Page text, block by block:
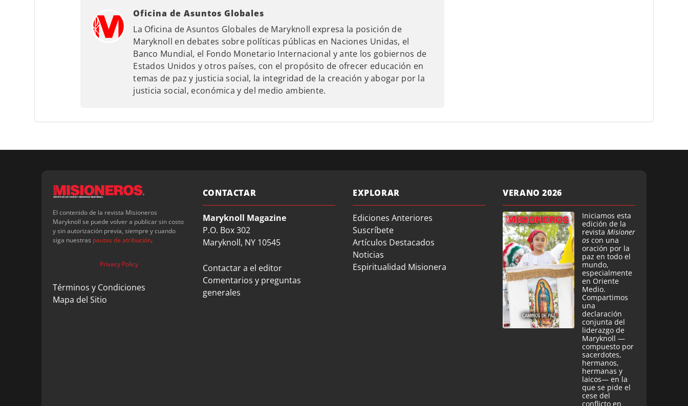
Oficina de Asuntos Globales
La Oficina de Asuntos Globales de Maryknoll expresa la posición de
Maryknoll en debates sobre políticas públicas en Naciones Unidas, el
Banco Mundial, el Fondo Monetario Internacional y ante los gobiernos de
Estados Unidos y otros países, con el propósito de ofrecer educación en
temas de paz y justicia social, la integridad de la creación y abogar por la
justicia social, económica y del medio ambiente.
El contenido de la revista Misioneros
Maryknoll se puede volver a publicar sin costo
y sin autorización previa, siempre y cuando
siga nuestras pautas de atribución.
Privacy Policy
Términos y Condiciones
Mapa del Sitio
CONTACTAR
Maryknoll Magazine
P.O. Box 302
Maryknoll, NY 10545
Contactar a el editor
Comentarios y preguntas
generales
EXPLORAR
Ediciones Anteriores
Suscríbete
Artículos Destacados
Noticias
Espiritualidad Misionera
VERANO 2026
Iniciamos esta
edición de la
revista Misioner
os con una
oración por la
paz en todo el
mundo,
especialmente
en Oriente
Medio.
Compartimos
una
declaración
conjunta del
liderazgo de
Maryknoll —
compuesto por
sacerdotes,
hermanos,
hermanas y
laicos— en la
que se pide el
cese del
conflicto en